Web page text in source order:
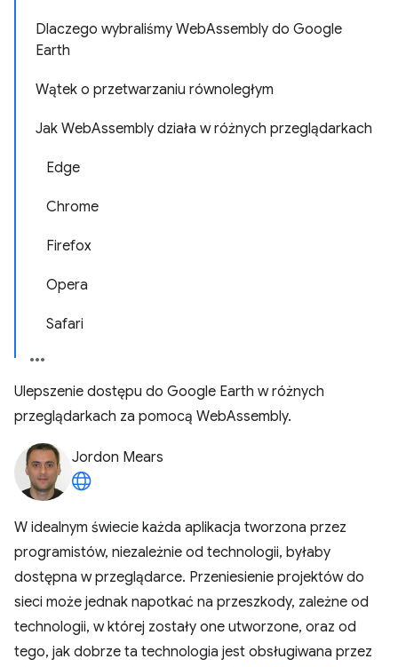
Dlaczego wybraliśmy WebAssembly do Google
Earth
Wątek o przetwarzaniu równoległym
Jak WebAssembly działa w różnych przeglądarkach
Edge
Chrome
Firefox
Opera
Safari
Ulepszenie dostępu do Google Earth w różnych
przeglądarkach za pomocą WebAssembly.
Jordon Mears
W idealnym świecie każda aplikacja tworzona przez
programistów, niezależnie od technologii, byłaby
dostępna w przeglądarce. Przeniesienie projektów do
sieci może jednak napotkać na przeszkody, zależne od
technologii, w której zostały one utworzone, oraz od
tego, jak dobrze ta technologia jest obsługiwana przez